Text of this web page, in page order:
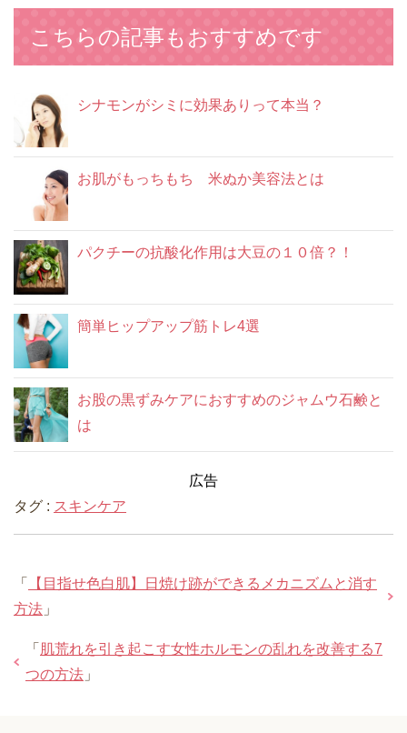
こちらの記事もおすすめです
シナモンがシミに効果ありって本当？
お肌がもっちもち 米ぬか美容法とは
パクチーの抗酸化作用は大豆の１０倍？！
簡単ヒップアップ筋トレ4選
お股の黒ずみケアにおすすめのジャムウ石鹸と
は
広告
タグ : スキンケア
「
【目指せ色白肌】日焼け跡ができるメカニズムと消す
方法 」
「 肌荒れを引き起こす女性ホルモンの乱れを改善する7
つの方法 」